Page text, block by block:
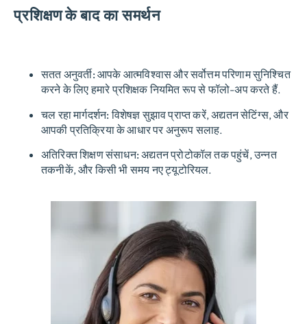
प्रशिक्षण के बाद का समर्थन
सतत अनुवर्ती: आपके आत्मविश्वास और सर्वोत्तम परिणाम सुनिश्चित
करने के लिए हमारे प्रशिक्षक नियमित रूप से फॉलो-अप करते हैं.
चल रहा मार्गदर्शन:विशेषज्ञ सुझाव प्राप्त करें, अद्यतन सेटिंग्स, और
आपकी प्रतिक्रिया के आधार पर अनुरूप सलाह.
अतिरिक्त शिक्षण संसाधन:अद्यतन प्रोटोकॉल तक पहुंचें, उन्नत
तकनीकें, और किसी भी समय नए ट्यूटोरियल.